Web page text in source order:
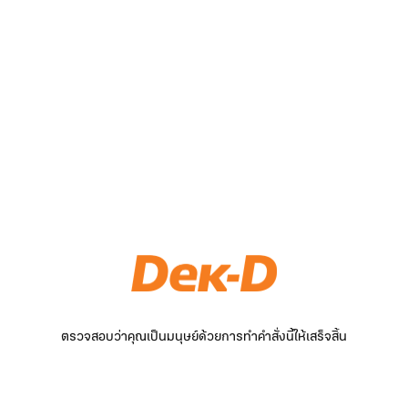
ตรวจสอบว่าคุณเป็นมนุษย์ด้วยการทำคำสั่งนี้ให้เสร็จสิ้น